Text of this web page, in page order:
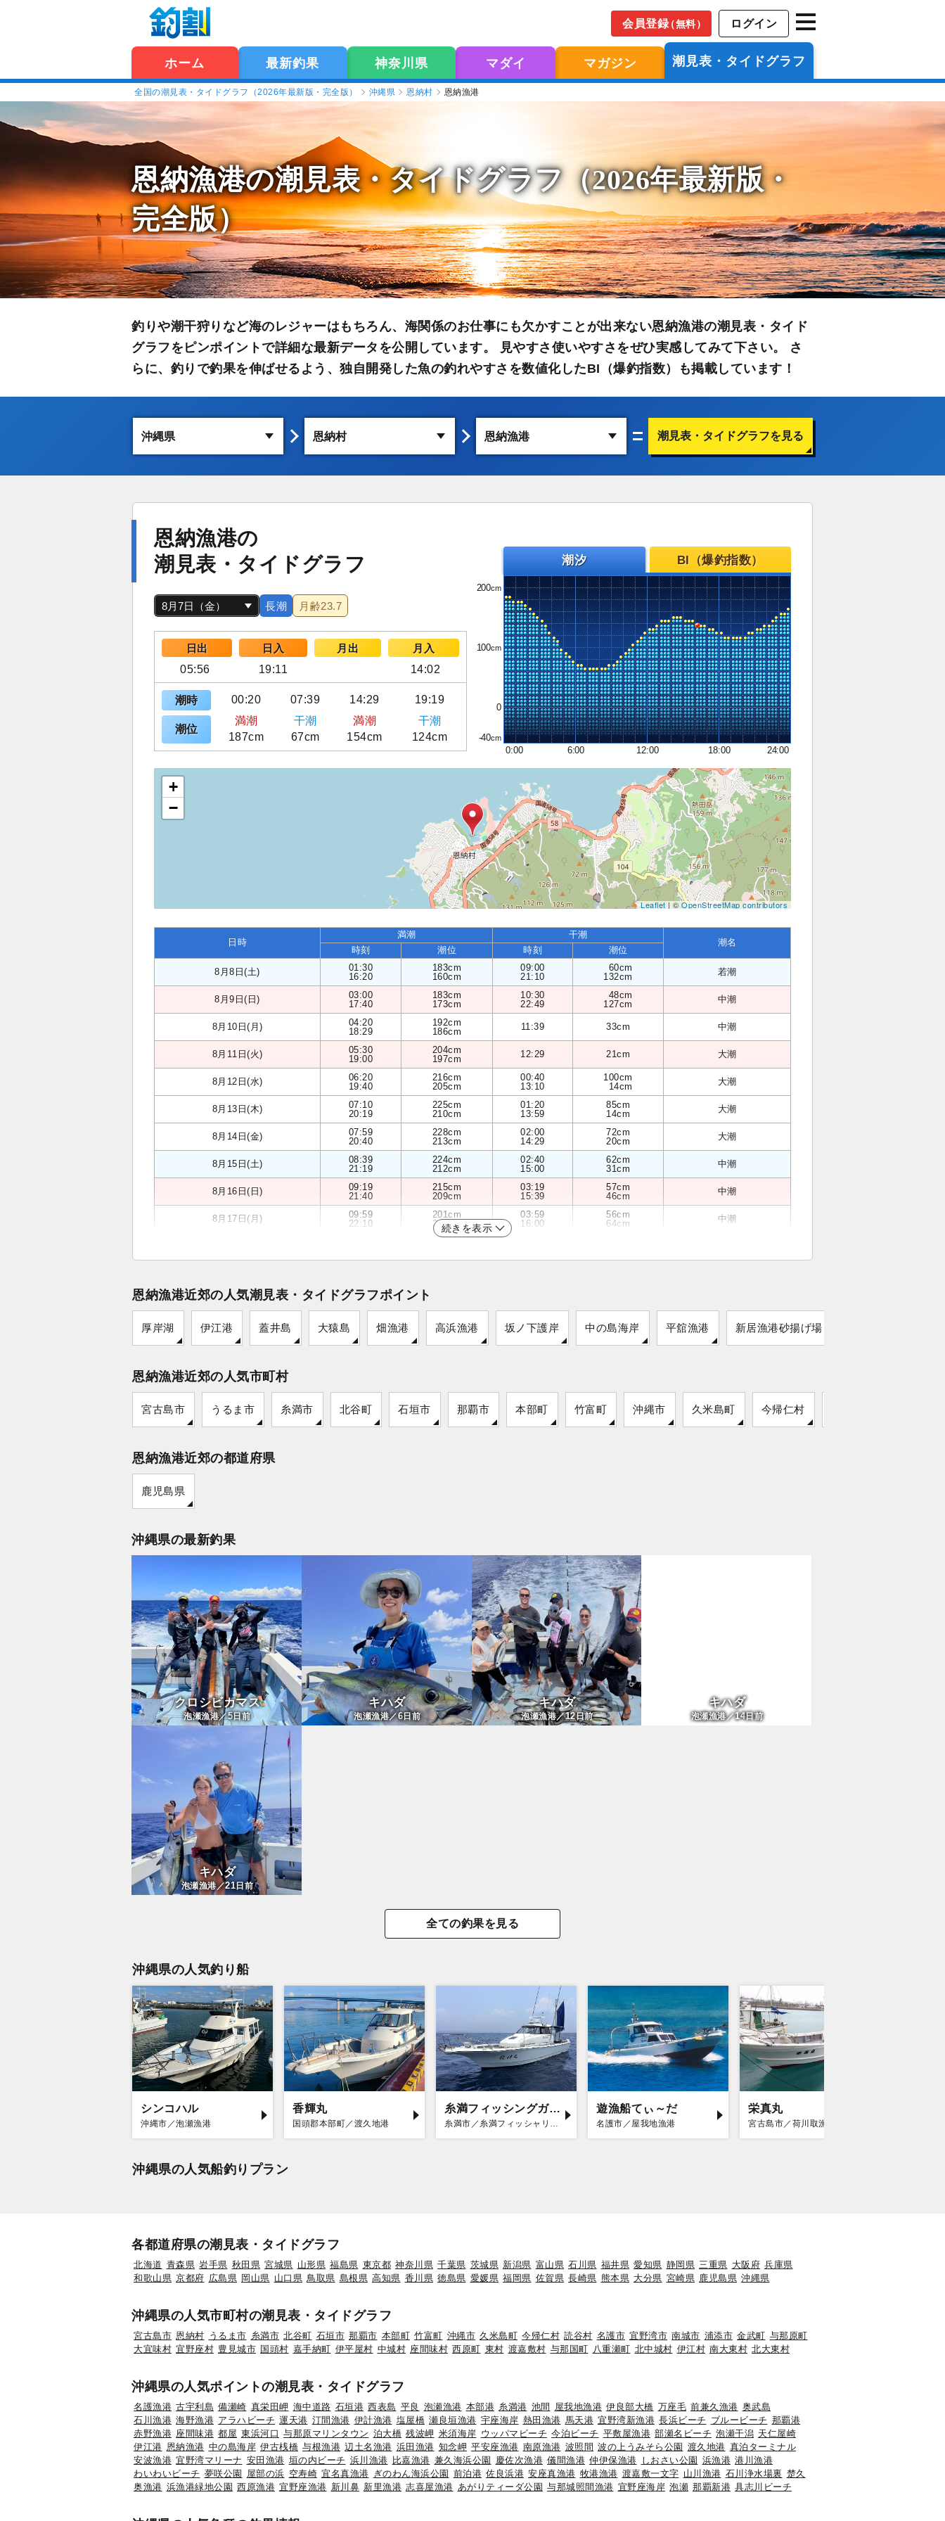
会員登録（無料） ログイン
ホーム 最新釣果 神奈川県 マダイ マガジン 潮見表・タイドグラフ
全国の潮見表・タイドグラフ（2026年最新版・完全版） 沖縄県 恩納村 恩納漁港
恩納漁港の潮見表・タイドグラフ（2026年最新版・
完全版）
釣りや潮干狩りなど海のレジャーはもちろん、海関係のお仕事にも欠かすことが出来ない恩納漁港の潮見表・タイド
グラフをピンポイントで詳細な最新データを公開しています。 見やすさ使いやすさをぜひ実感してみて下さい。 さ
らに、釣りで釣果を伸ばせるよう、独自開発した魚の釣れやすさを数値化したBI（爆釣指数）も掲載しています！
潮見表・タイドグラフを見る
恩納漁港の
潮見表・タイドグラフ
長潮 月齢23.7
日出 日入 月出
月入
05:56
19:11 14:02
潮時 00:20 07:39 14:29 19:19
潮位
満潮 干潮 満潮
干潮
187cm
67cm 154cm 124cm
潮汐 BI（爆釣指数）
200
100
0
-40
0:00
6:00 12:00 18:00 24:00
+
−
Leaflet| ©OpenStreetMap contributors
日時
満潮 干潮
潮名
時刻 潮位 時刻 潮位
8月8日(土)
01:30
16:20
183cm
160cm
09:00
21:10
60cm
132cm
若潮
8月9日(日)
03:00
17:40
183cm
173cm
10:30
22:49
48cm
127cm
中潮
8月10日(月)
04:20
18:29
192cm
186cm
11:39 33cm 中潮
8月11日(火)
05:30
19:00
204cm
197cm
12:29 21cm 大潮
8月12日(水)
06:20
19:40
216cm
205cm
00:40
13:10
100cm
14cm
大潮
8月13日(木)
07:10
20:19
225cm
210cm
01:20
13:59
85cm
14cm
大潮
8月14日(金)
07:59
20:40
228cm
213cm
02:00
14:29
72cm
20cm
大潮
8月15日(土)
08:39
21:19
224cm
212cm
02:40
15:00
62cm
31cm
中潮
8月16日(日)
09:19
21:40
215cm
209cm
03:19
15:39
57cm
46cm
中潮
8月17日(月)
09:59
22:10
201cm
204cm
03:59
16:00
56cm
64cm
中潮
続きを表示
恩納漁港近郊の人気潮見表・タイドグラフポイント
厚岸湖 伊江港 蓋井島 大猿島 畑漁港 高浜漁港 坂ノ下護岸 中の島海岸 平舘漁港 新居漁港砂揚げ場
恩納漁港近郊の人気市町村
宮古島市 うるま市 糸満市 北谷町 石垣市 那覇市 本部町 竹富町 沖縄市 久米島町 今帰仁村
恩納漁港近郊の都道府県
鹿児島県
沖縄県の最新釣果
クロシビカマス
泡瀬漁港／5日前
キハダ
泡瀬漁港／6日前
キハダ
泡瀬漁港／12日前
キハダ
泡瀬漁港／14日前
キハダ
泡瀬漁港／21 日前
全ての釣果を見る
沖縄県の人気釣り船
シンコハル
沖縄市／泡瀬漁港
香輝丸
国頭郡本部町／渡久地港
糸満フィッシングガイド 龍神丸
糸満市／糸満フィッシャリーナ
遊漁船てぃ～だ
名護市／屋我地漁港
栄真丸
宮古島市／荷川取漁港
沖縄県の人気船釣りプラン
各都道府県の潮見表・タイドグラフ
北海道 青森県 岩手県 秋田県 宮城県 山形県 福島県 東京都 神奈川県 千葉県 茨城県 新潟県 富山県 石川県 福井県 愛知県 静岡県 三重県 大阪府 兵庫県
和歌山県 京都府 広島県 岡山県 山口県 鳥取県 島根県 高知県 香川県 徳島県 愛媛県 福岡県 佐賀県 長崎県 熊本県 大分県 宮崎県 鹿児島県 沖縄県
沖縄県の人気市町村の潮見表・タイドグラフ
宮古島市 恩納村 うるま市 糸満市 北谷町 石垣市 那覇市 本部町 竹富町 沖縄市 久米島町 今帰仁村 読谷村 名護市 宜野湾市 南城市 浦添市 金武町 与那原町
大宜味村 宜野座村 豊見城市 国頭村 嘉手納町 伊平屋村 中城村 座間味村 西原町 東村 渡嘉敷村 与那国町 八重瀬町 北中城村 伊江村 南大東村 北大東村
沖縄県の人気ポイントの潮見表・タイドグラフ
名護漁港 古宇利島 備瀬崎 真栄田岬 海中道路 石垣港 西表島 平良 泡瀬漁港 本部港 糸満港 池間 屋我地漁港 伊良部大橋 万座毛 前兼久漁港 奥武島
石川漁港 海野漁港 アラハビーチ 運天港 汀間漁港 伊計漁港 塩屋橋 瀬良垣漁港 宇座海岸 熱田漁港 馬天港 宜野湾新漁港 長浜ビーチ ブルービーチ 那覇港
赤野漁港 座間味港 都屋 東浜河口 与那原マリンタウン 泊大橋 残波岬 米須海岸 ウッパマビーチ 今泊ビーチ 平敷屋漁港 部瀬名ビーチ 泡瀬干潟 天仁屋崎
伊江港 恩納漁港 中の島海岸 伊古桟橋 与根漁港 辺土名漁港 浜田漁港 知念岬 平安座漁港 南原漁港 波照間 波の上うみそら公園 渡久地港 真泊ターミナル
安波漁港 宜野湾マリーナ 安田漁港 垣の内ビーチ 浜川漁港 比嘉漁港 兼久海浜公園 慶佐次漁港 儀間漁港 仲伊保漁港 しおさい公園 浜漁港 港川漁港
わいわいビーチ 夢咲公園 屋部の浜 空寿崎 宜名真漁港 ぎのわん海浜公園 前泊港 佐良浜港 安座真漁港 牧港漁港 渡嘉敷一文字 山川漁港 石川浄水場裏 楚久
奥漁港 浜漁港緑地公園 西原漁港 宜野座漁港 新川鼻 新里漁港 志喜屋漁港 あがりティーダ公園 与那城照間漁港 宜野座海岸 泡瀬 那覇新港 具志川ビーチ